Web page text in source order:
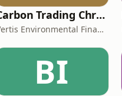
Carbon Trading Chronicles
Vertis Environmental Finance
BI